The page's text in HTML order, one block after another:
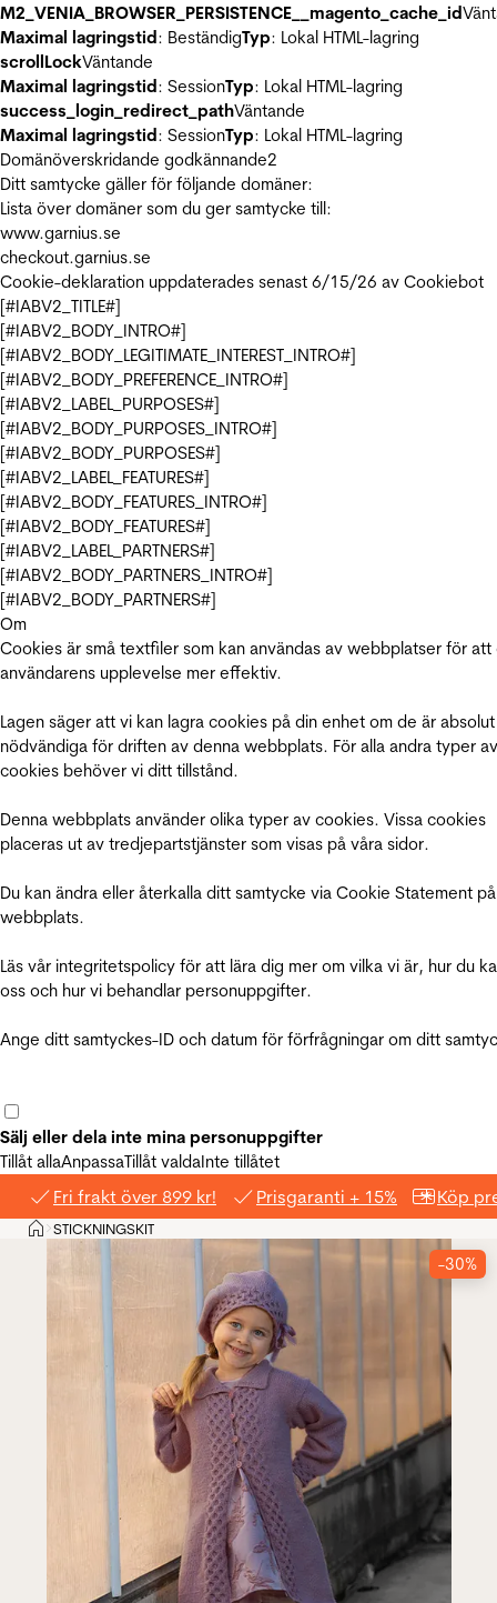
M2_VENIA_BROWSER_PERSISTENCE__magento_cache_id
Maximal lagringstid: BeständigTyp: Lokal HTML-lagring
scrollLockVäntande
Maximal lagringstid: SessionTyp: Lokal HTML-lagring
success_login_redirect_pathVäntande
Maximal lagringstid: SessionTyp: Lokal HTML-lagring
Domänöverskridande godkännande2
Ditt samtycke gäller för följande domäner:
Lista över domäner som du ger samtycke till:
www.garnius.se
checkout.garnius.se
Cookie-deklaration uppdaterades senast 6/15/26 av Cookiebot
[#IABV2_TITLE#]
[#IABV2_BODY_INTRO#]
[#IABV2_BODY_LEGITIMATE_INTEREST_INTRO#]
[#IABV2_BODY_PREFERENCE_INTRO#]
[#IABV2_LABEL_PURPOSES#]
[#IABV2_BODY_PURPOSES_INTRO#]
[#IABV2_BODY_PURPOSES#]
[#IABV2_LABEL_FEATURES#]
[#IABV2_BODY_FEATURES_INTRO#]
[#IABV2_BODY_FEATURES#]
[#IABV2_LABEL_PARTNERS#]
[#IABV2_BODY_PARTNERS_INTRO#]
[#IABV2_BODY_PARTNERS#]
Om
Cookies är små textfiler som kan användas av webbplatser för att
användarens upplevelse mer effektiv.
Lagen säger att vi kan lagra cookies på din enhet om de är absolut
nödvändiga för driften av denna webbplats. För alla andra typer av
cookies behöver vi ditt tillstånd.
Denna webbplats använder olika typer av cookies. Vissa cookies
placeras ut av tredjepartstjänster som visas på våra sidor.
Du kan ändra eller återkalla ditt samtycke via Cookie Statement
webbplats.
Läs vår integritetspolicy för att lära dig mer om vilka vi är, hur du
oss och hur vi behandlar personuppgifter.
Ange ditt samtyckes-ID och datum för förfrågningar om ditt
Sälj eller dela inte mina personuppgifter
Tillåt allaAnpassaTillåt valdaInte tillåtet
Fri frakt över 899 kr! Prisgaranti + 15% Köp
Hem
>STICKNINGSKIT
-30%